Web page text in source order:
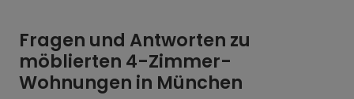
Fragen und Antworten zu
möblierten 4-Zimmer-
Wohnungen in München